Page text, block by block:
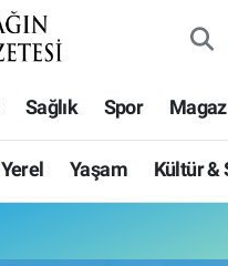
Sağlık Spor
Yerel Yaşam Kültür &